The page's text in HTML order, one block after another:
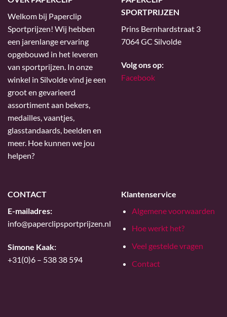
Welkom bij Paperclip
Sportprijzen! Wij hebben
een jarenlange ervaring
opgebouwd in het leveren
van sportprijzen. In onze
winkel in Silvolde vind je een
groot en gevarieerd
assortiment aan bekers,
medailles, vaantjes,
glasstandaards, beelden en
meer. Hoe kunnen we jou
helpen?
SPORTPRIJZEN
Prins Bernhardstraat 3
7064 GC Silvolde
Volg ons op:
Facebook
CONTACT
E-mailadres:
info@paperclipsportprijzen.nl
Simone Kaak:
+31(0)6 – 538 38 594
Klantenservice
Algemene voorwaarden
Hoe werkt het?
Veel gestelde vragen
Contact